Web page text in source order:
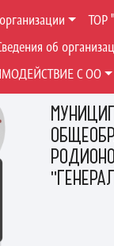
ТОР
об
С ОО